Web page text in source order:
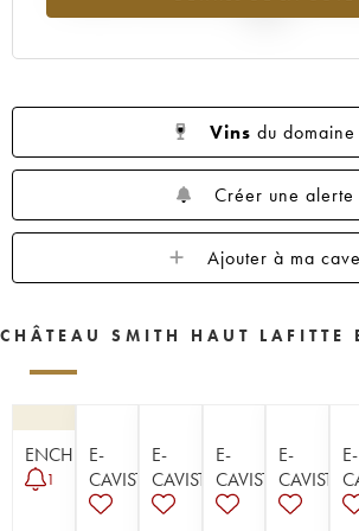
Vins du domaine
Créer une alerte
Ajouter à ma cave
CHÂTEAU SMITH HAUT LAFITTE
ENCHÈRE
1
E-
CAVISTE
E-
CAVISTE
E-
CAVISTE
E-
CAVISTE
E-